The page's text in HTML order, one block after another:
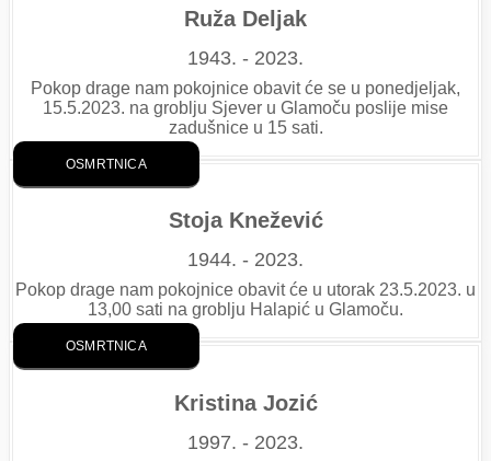
Ruža Deljak
1943. - 2023.
Pokop drage nam pokojnice obavit će se u ponedjeljak,
15.5.2023. na groblju Sjever u Glamoču poslije mise
zadušnice u 15 sati.
OSMRTNICA
Stoja Knežević
1944. - 2023.
Pokop drage nam pokojnice obavit će u utorak 23.5.2023. u
13,00 sati na groblju Halapić u Glamoču.
OSMRTNICA
Kristina Jozić
1997. - 2023.